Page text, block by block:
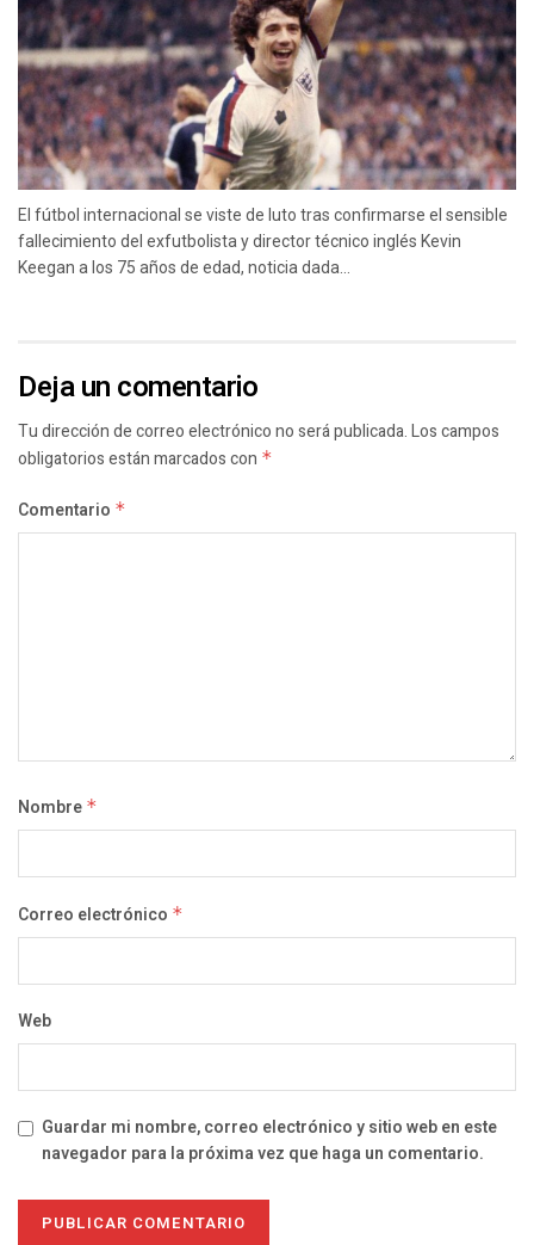
El fútbol internacional se viste de luto tras confirmarse el sensible
fallecimiento del exfutbolista y director técnico inglés Kevin
Keegan a los 75 años de edad, noticia dada...
Deja un comentario
Tu dirección de correo electrónico no será publicada.Los campos
obligatorios están marcados con *
Comentario *
Nombre *
Correo electrónico *
Web
Guardar mi nombre, correo electrónico y sitio web en este
navegador para la próxima vez que haga un comentario.